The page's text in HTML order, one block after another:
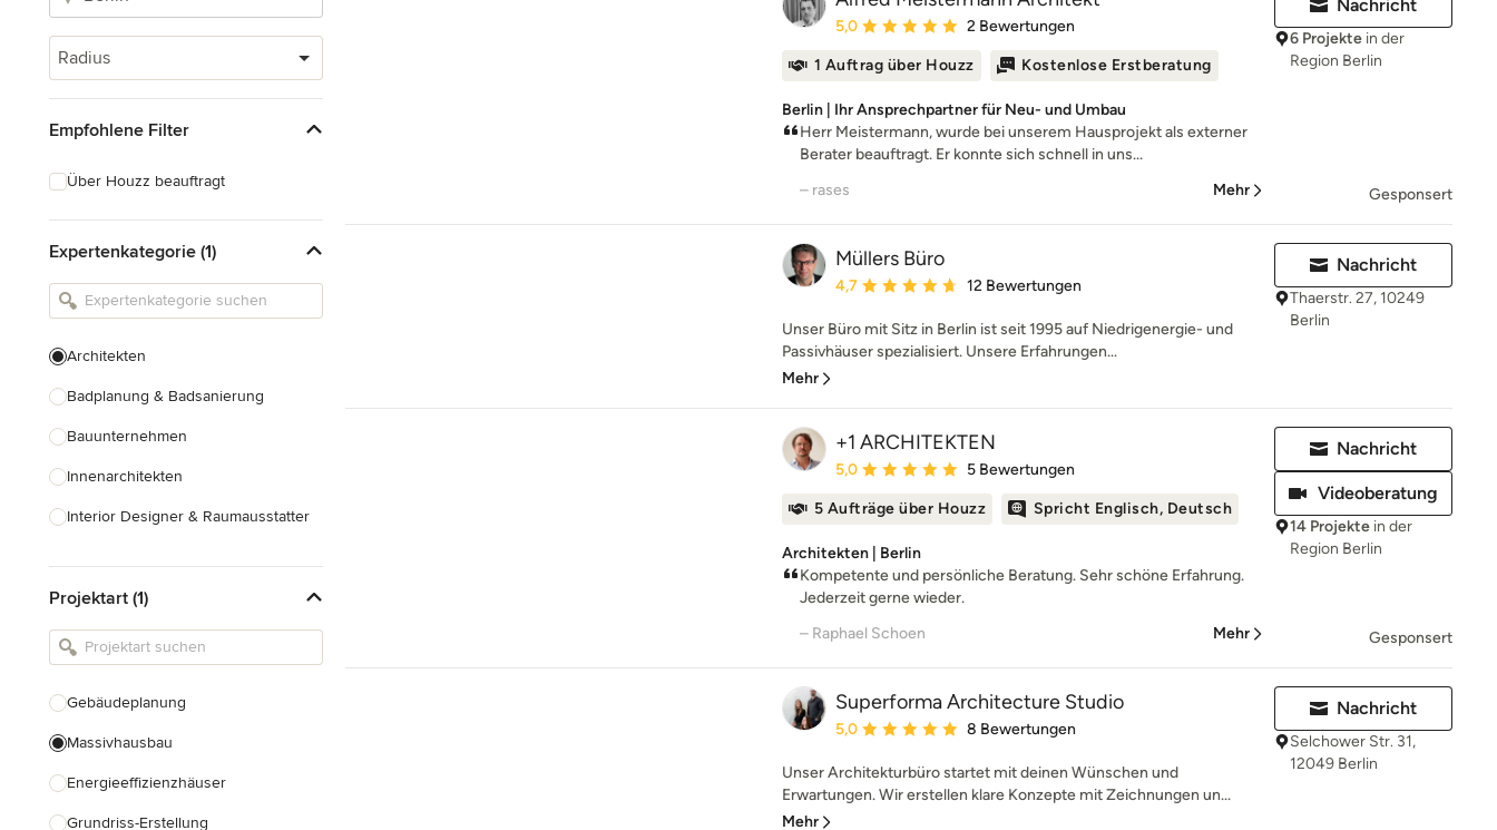
Radius
Empfohlene Filter
Über Houzz beauftragt
Expertenkategorie (1)
Architekten
Badplanung & Badsanierung
Bauunternehmen
Innenarchitekten
Interior Designer & Raumausstatter
Landschaftsarchitekten
Armaturen & Sanitärbedarf
Einbauschränke
Projektart (1)
Gebäudeplanung
Massivhausbau
Energieeffizienzhäuser
Grundriss-Erstellung
Durchschnittliche Bewertung: 5 von 5 Sternen
5,0 2 Bewertungen
1 Auftrag über Houzz Kostenlose Erstberatung
Berlin | Ihr Ansprechpartner für Neu- und Umbau
Herr Meistermann, wurde bei unserem Hausprojekt als externer
Berater beauftragt. Er konnte sich schnell in uns...
– rases
Mehr
Nachricht
6 Projekte in der
Region Berlin
Gesponsert
Müllers Büro
Durchschnittliche Bewertung: 4.7 von 5 Sternen
4,7 12 Bewertungen
Unser Büro mit Sitz in Berlin ist seit 1995 auf Niedrigenergie- und
Passivhäuser spezialisiert. Unsere Erfahrungen...
Mehr
Nachricht
Thaerstr. 27, 10249
Berlin
+1 ARCHITEKTEN
Durchschnittliche Bewertung: 5 von 5 Sternen
5,0 5 Bewertungen
5 Aufträge über Houzz Spricht Englisch, Deutsch
Architekten | Berlin
Kompetente und persönliche Beratung. Sehr schöne Erfahrung.
Jederzeit gerne wieder.
– Raphael Schoen
Mehr
Nachricht
Videoberatung
14 Projekte in der
Region Berlin
Gesponsert
Superforma Architecture Studio
Durchschnittliche Bewertung: 5 von 5 Sternen
5,0 8 Bewertungen
Unser Architekturbüro startet mit deinen Wünschen und
Erwartungen. Wir erstellen klare Konzepte mit Zeichnungen un...
Mehr
Nachricht
Selchower Str. 31,
12049 Berlin